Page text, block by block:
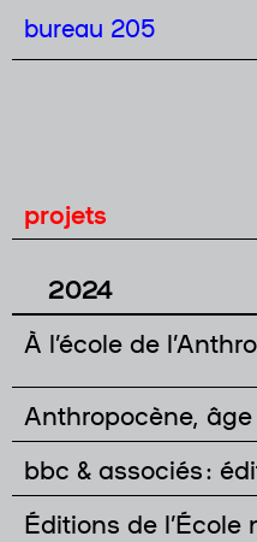
bureau 205
projets
2024
À l’école de
Anthropocène,
bbc & associés :
Éditions de